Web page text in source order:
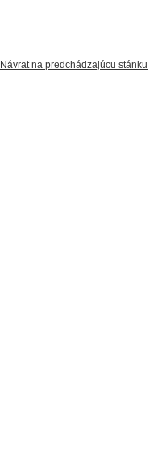
Návrat na predchádzajúcu stánku